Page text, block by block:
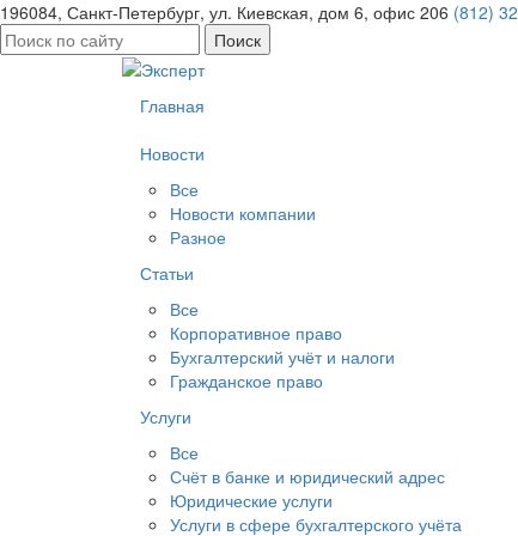
196084, Санкт-Петербург, ул. Киевская, дом 6, офис 206 (812)
Найти:
Главная
Новости
Все
Новости компании
Разное
Статьи
Все
Корпоративное право
Бухгалтерский учёт и налоги
Гражданское право
Услуги
Все
Счёт в банке и юридический адрес
Юридические услуги
Услуги в сфере бухгалтерского учёта